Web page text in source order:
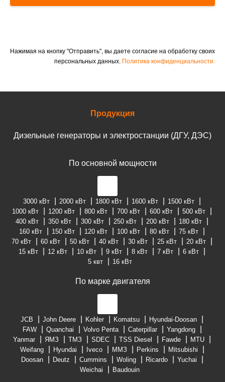
Нажимая на кнопку "Отправить", вы даете согласие на обработку своих
персональных данных. Политика конфиденциальности.
Продукция
Дизельные генераторы и электростанции (ДГУ, ДЭС)
По основной мощности
3000 кВт 2000 кВт 1800 кВт 1600 кВт
1500 кВт
1000 кВт
1200 кВт 800 кВт 700 кВт 600 кВт
500 кВт
400 кВт
350 кВт 300 кВт 250 кВт 200 кВт
180 кВт
160 кВт
150 кВт 120 кВт 100 кВт 80 кВт
75 кВт
70 кВт
60 кВт 50 кВт 40 кВт 30 кВт 25 кВт
20 кВт
15 кВт
12 кВт 10 кВт 9 кВт 8 кВт 7 кВт
6 кВт
5 квт
16 кВт
По марке двигателя
JCB John Deere Kohler Komatsu
Hyundai-Doosan
FAW
Quanchai Volvo Penta Caterpillar
Yangdong
Yanmar
ЯМЗ ТМЗ SDEC TSS Diesel Fawde
MTU
Weifang
Hyundai Iveco ММЗ Perkins
Mitsubishi
Doosan
Deutz Cummins Woling Ricardo
Yuchai
Weichai
Baudouin